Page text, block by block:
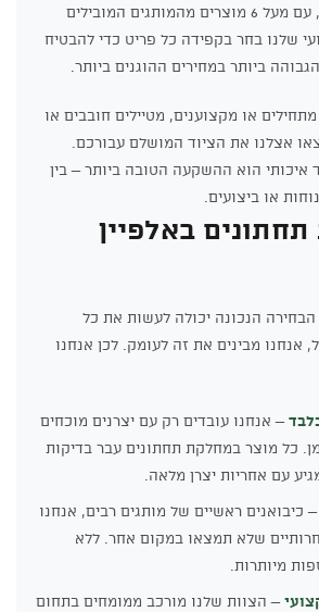
של תחתונים בישראל, עם מעל 6 מוצרים מהמותגים המובילים
שלנו בחר בקפידה כל פריט כדי להבטיח
ביותר במחירים ההוגנים ביותר.
או מקצוענים, מטיילים חובבים או
אצלנו את הציוד המושלם עבורכם.
איכותי הוא ההשקעה הטובה ביותר – בין
או ביצועים.
באלפיין
הנכונה יכולה לעשות את כל
אנחנו מבינים את זה לעומק. לכן אנחנו
– אנחנו עובדים רק עם יצרנים מוכחים
כל מוצר במחלקת תחתונים עבר בדיקות
עם אחריות יצרן מלאה.
– כיבואנים ראשיים של מותגים רבים, אנחנו
שלא תמצאו במקום אחר. ללא
מיותרות.
– הצוות שלנו מורכב ממומחים בתחום